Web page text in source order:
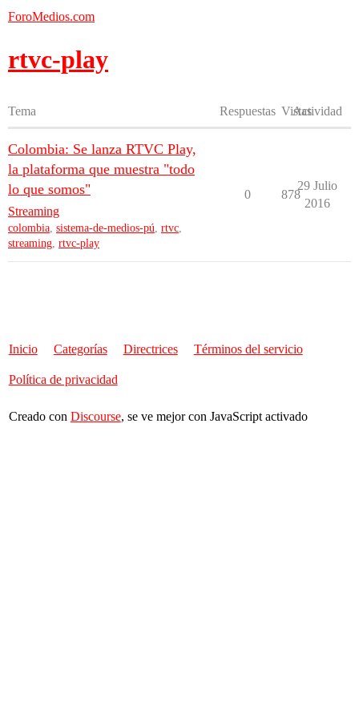
ForoMedios.com
rtvc-play
Tema Respuestas Vistas
Actividad
Colombia: Se lanza RTVC Play,
la plataforma que muestra "todo
lo que somos"
Streaming
colombia, sistema-de-medios-pú, rtvc,
streaming, rtvc-play
0 878
29 Julio
2016
Inicio Categorías Directrices Términos del servicio
Política de privacidad
Creado con Discourse, se ve mejor con JavaScript activado